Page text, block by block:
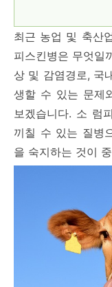
최근 농업 및 축산
피스킨병은 무엇일
상 및 감염경로, 국
생할 수 있는 문제
보겠습니다. 소 럼
끼칠 수 있는 질병
을 숙지하는 것이